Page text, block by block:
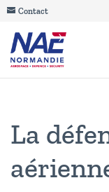
Contact
La